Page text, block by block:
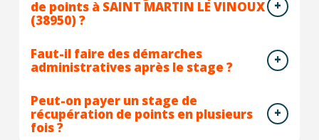
de points à SAINT MARTIN LE VINOUX
(38950) ?
Faut-il faire des démarches
administratives après le stage ?
Peut-on payer un stage de
récupération de points en plusieurs
fois ?